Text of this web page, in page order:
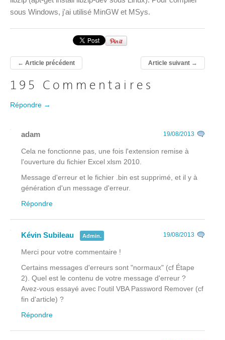
sous Windows, j'ai utilisé MinGW et MSys.
← Article précédent Article suivant→
195 Commentaires
Répondre →
adam 19/08/2013
Cela ne fonctionne pas, une fois l'extension remise à
l'ouverture du fichier Excel xlsm 2010.
Message d'erreur et le fichier .bin est supprimé, et il y à
génération d'un message d'erreur.
Répondre
Kévin Subileau Admin. 19/08/2013
Merci pour votre commentaire !
Certains messages d'erreurs sont "normaux" (cf Étape
2). Quel est le contenu de votre message d'erreur ?
Avez-vous essayé avec l'outil VBA Password Remover (cf
fin d'article) ?
Répondre